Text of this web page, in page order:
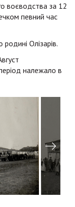
воєводства за 12
певний час
Олізарів.
належало в